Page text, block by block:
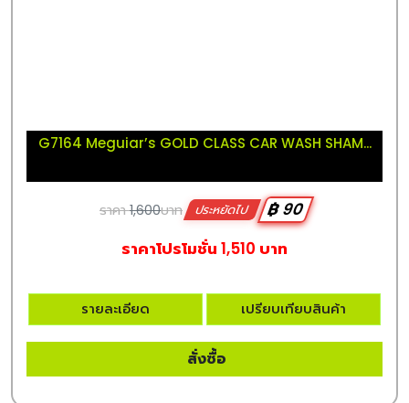
G7164 Meguiar’s GOLD CLASS CAR WASH SHAM...
ราคา1,600บาท ประหยัดไป
฿ 90
ราคาโปรโมชั่น 1,510 บาท
รายละเอียด เปรียบเทียบสินค้า
สั่งซื้อ